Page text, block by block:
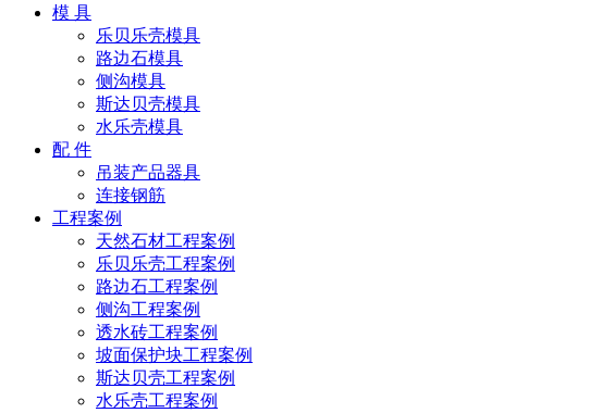
模 具
乐贝乐壳模具
路边石模具
侧沟模具
斯达贝壳模具
水乐壳模具
配 件
吊装产品器具
连接钢筋
工程案例
天然石材工程案例
乐贝乐壳工程案例
路边石工程案例
侧沟工程案例
透水砖工程案例
坡面保护块工程案例
斯达贝壳工程案例
水乐壳工程案例